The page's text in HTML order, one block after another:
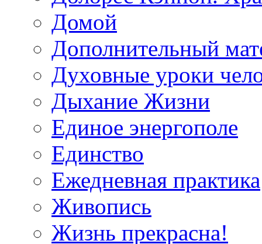
Домой
Дополнительный
Духовные уроки
Дыхание Жизни
Единое энергополе
Единство
Ежедневная практика
Живопись
Жизнь прекрасна!